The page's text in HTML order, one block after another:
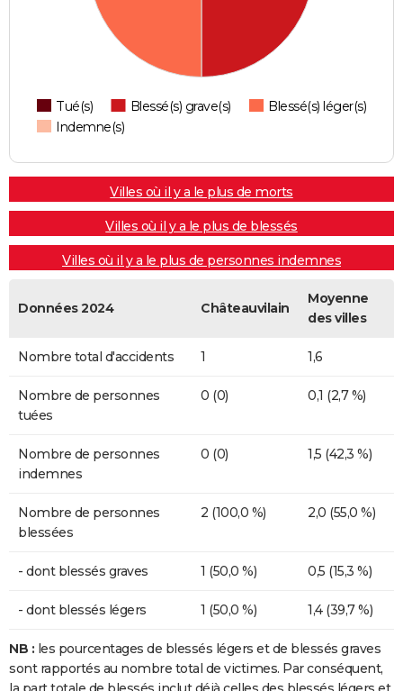
Tué(s) Blessé(s) grave(s)
Blessé(s) léger(s)
Indemne(s)
Villes où il y a le plus de morts
Villes où il y a le plus de blessés
Villes où il y a le plus de personnes indemnes
Données 2024 Châteauvilain
Moyenne
des villes
Nombre total d'accidents 1 1,6
Nombre de personnes
tuées
0 (0) 0,1 (2,7 %)
Nombre de personnes
indemnes
0 (0) 1,5 (42,3 %)
Nombre de personnes
blessées
2 (100,0 %) 2,0 (55,0 %)
- dont blessés graves 1 (50,0 %) 0,5 (15,3 %)
- dont blessés légers 1 (50,0 %) 1,4 (39,7 %)
NB : les pourcentages de blessés légers et de blessés graves
sont rapportés au nombre total de victimes. Par conséquent,